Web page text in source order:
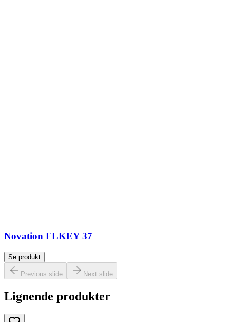
Novation FLKEY 37
Se produkt
Previous slide Next slide
Lignende produkter